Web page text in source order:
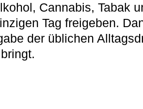
Cannabis, Tabak
Tag freigeben.
der üblichen